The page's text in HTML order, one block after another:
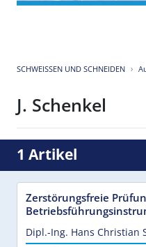
SCHWEISSEN UND SCHNEIDEN
J. Schenkel
1 Artikel
Zerstörungsfreie
Dipl.-Ing. Hans Christian